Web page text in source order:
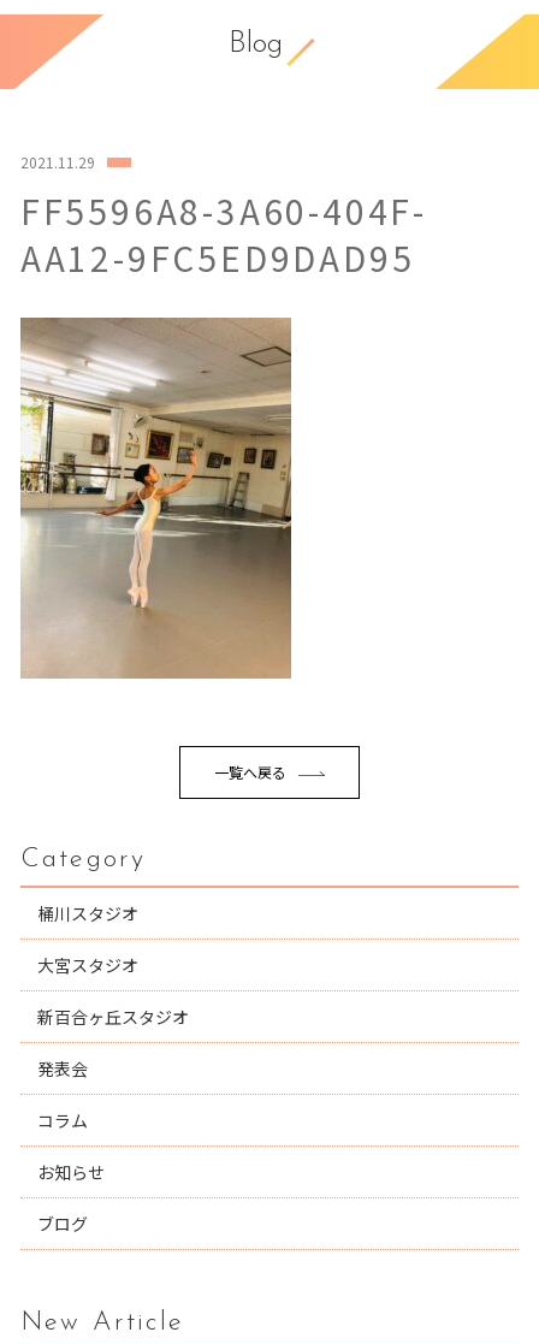
Blog
2021.11.29
FF5596A8-3A60-404F-
AA12-9FC5ED9DAD95
一覧へ戻る
Category
桶川スタジオ
大宮スタジオ
新百合ヶ丘スタジオ
発表会
コラム
お知らせ
ブログ
New Article